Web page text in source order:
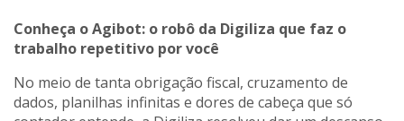
Conheça o Agibot: o robô da Digiliza que faz o
trabalho repetitivo por você
No meio de tanta obrigação fiscal, cruzamento de
dados, planilhas infinitas e dores de cabeça que só